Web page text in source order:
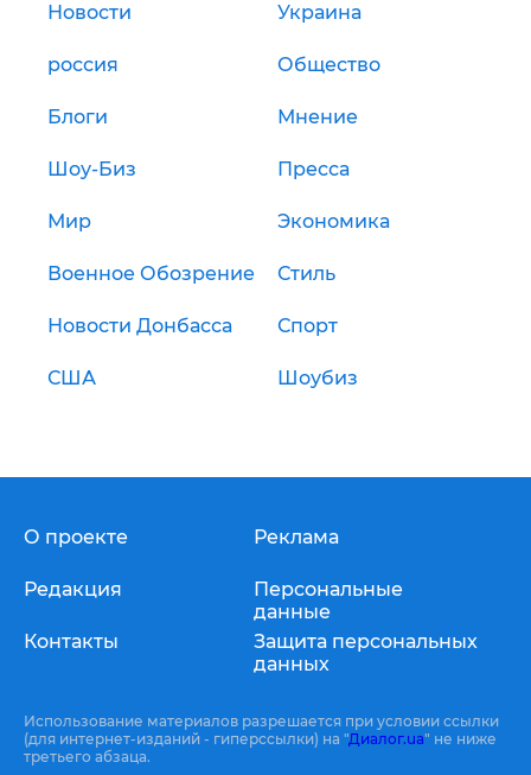
Новости Украина
россия Общество
Блоги Мнение
Шоу-Биз Пресса
Мир Экономика
Военное Обозрение Стиль
Новости Донбасса Спорт
США Шоубиз
О проекте
Редакция
Контакты
Реклама
Персональные
данные
Защита персональных
данных
Использование материалов разрешается при условии ссылки
(для интернет-изданий - гиперссылки) на "Диалог.ua" не ниже
третьего абзаца.